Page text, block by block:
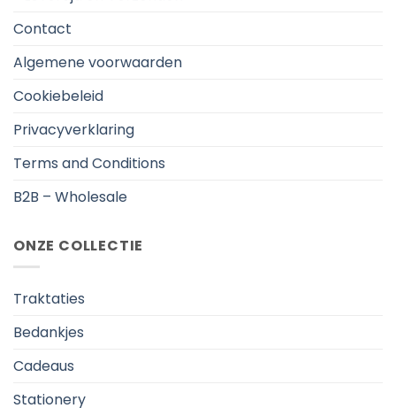
Contact
Algemene voorwaarden
Cookiebeleid
Privacyverklaring
Terms and Conditions
B2B – Wholesale
ONZE COLLECTIE
Traktaties
Bedankjes
Cadeaus
Stationery